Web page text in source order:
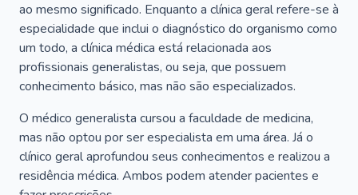
ao mesmo significado. Enquanto a clínica geral refere-se à
especialidade que inclui o diagnóstico do organismo como
um todo, a clínica médica está relacionada aos
profissionais generalistas, ou seja, que possuem
conhecimento básico, mas não são especializados.
O médico generalista cursou a faculdade de medicina,
mas não optou por ser especialista em uma área. Já o
clínico geral aprofundou seus conhecimentos e realizou a
residência médica. Ambos podem atender pacientes e